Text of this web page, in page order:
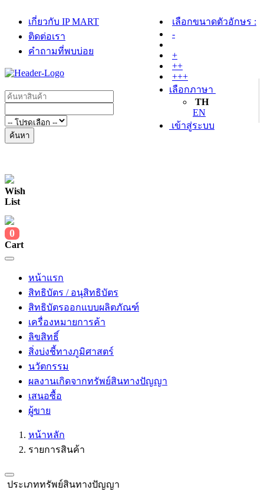
เกี่ยวกับ IP MART
ติดต่อเรา
คำถามที่พบบ่อย
เลือกขนาดตัวอักษร :
-
+
++
+++
เลือกภาษา
TH
EN
เข้าสู่ระบบ
ค้นหา
Wish
List
0
Cart
หน้าแรก
สิทธิบัตร / อนุสิทธิบัตร
สิทธิบัตรออกแบบผลิตภัณฑ์
เครื่องหมายการค้า
ลิขสิทธิ์
สิ่งบ่งชี้ทางภูมิศาสตร์
นวัตกรรม
ผลงานเกิดจากทรัพย์สินทางปัญญา
เสนอซื้อ
ผู้ขาย
หน้าหลัก
รายการสินค้า
ประเภททรัพย์สินทางปัญญา